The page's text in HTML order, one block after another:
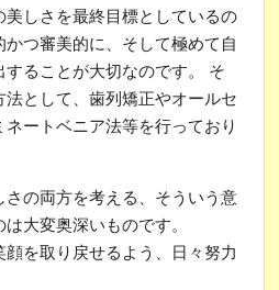
美しさを最終目標としているの
つ審美的に、そして極めて自
ることが大切なのです。 そ
法として、歯列矯正やオールセ
ートベニア法等を行っており
の両方を考える、そういう意
大変奥深いものです。
を取り戻せるよう、日々努力